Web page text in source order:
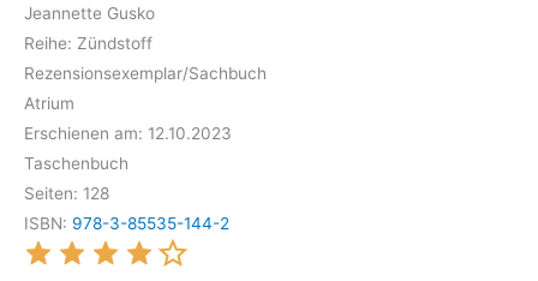
Jeannette Gusko
Reihe: Zündstoff
Rezensionsexemplar/Sachbuch
Atrium
Erschienen am: 12.10.2023
Taschenbuch
Seiten: 128
ISBN: 978-3-85535-144-2